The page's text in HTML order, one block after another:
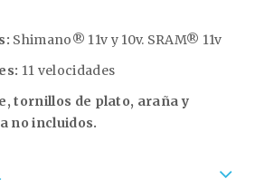
Shimano® 11v y 10v. SRAM® 11v
11 velocidades
tornillos de plato, araña y
no incluidos.